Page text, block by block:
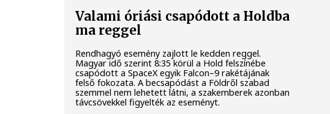
Valami óriási csapódott a Holdba
ma reggel
Rendhagyó esemény zajlott le kedden reggel.
Magyar idő szerint 8:35 körül a Hold felszínébe
csapódott a SpaceX egyik Falcon–9 rakétájának
felső fokozata. A becsapódást a Földről szabad
szemmel nem lehetett látni, a szakemberek azonban
távcsövekkel figyelték az eseményt.